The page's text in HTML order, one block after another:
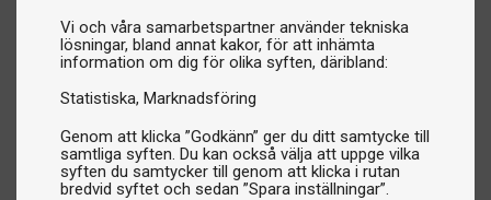
Vi och våra samarbetspartner använder tekniska
lösningar, bland annat kakor, för att inhämta
information om dig för olika syften, däribland:
Statistiska Marknadsföring
Genom att klicka ”Godkänn” ger du ditt samtycke till
samtliga syften. Du kan också välja att uppge vilka
syften du samtycker till genom att klicka i rutan
bredvid syftet och sedan ”Spara inställningar”.